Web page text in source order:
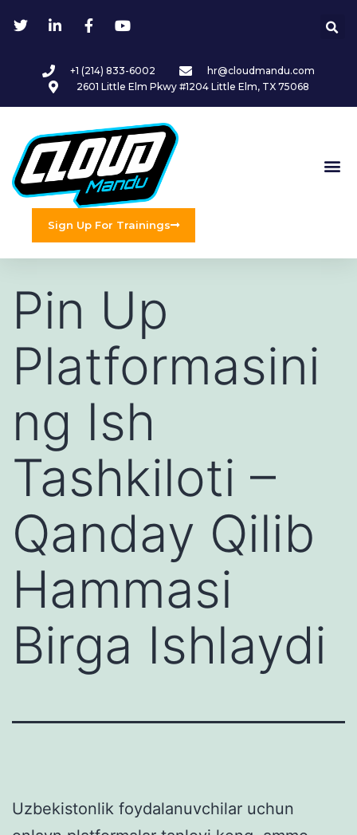
+1 (214) 833-6002
hr@cloudmandu.com
2601 Little Elm Pkwy #1204 Little Elm, TX 75068
Sign Up For Trainings
Pin Up
Platformasini
ng Ish
Tashkiloti –
Qanday Qilib
Hammasi
Birga Ishlaydi
Uzbekistonlik foydalanuvchilar uchun